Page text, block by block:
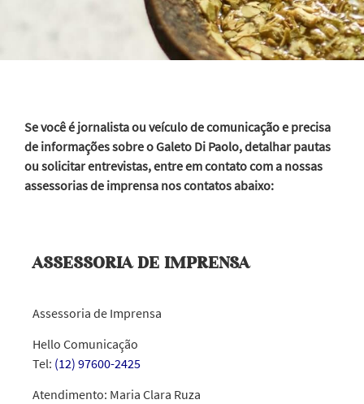
Se você é jornalista ou veículo de comunicação e precisa
de informações sobre o Galeto Di Paolo, detalhar pautas
ou solicitar entrevistas, entre em contato com a nossas
assessorias de imprensa nos contatos abaixo:
ASSESSORIA DE IMPRENSA
Assessoria de Imprensa
Hello Comunicação
Tel: (12) 97600-2425
Atendimento: Maria Clara Ruza